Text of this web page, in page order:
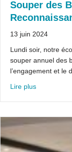
Souper des
13 juin 2024
Lundi soir, notre
souper annuel des
l’engagement et le
Lire plusabout